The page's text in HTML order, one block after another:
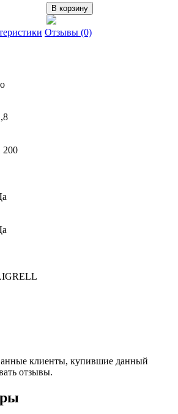
Количество
товара
Чайник
LIGRELL
В корзину
Отзывы (0)
200
клиенты, купившие данный
отзывы.